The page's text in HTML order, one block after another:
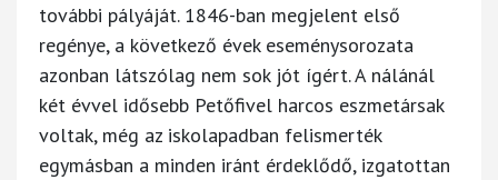
további pályáját. 1846-ban megjelent első
regénye, a következő évek eseménysorozata
azonban látszólag nem sok jót ígért. A nálánál
két évvel idősebb Petőfivel harcos eszmetársak
voltak, még az iskolapadban felismerték
egymásban a minden iránt érdeklődő, izgatottan